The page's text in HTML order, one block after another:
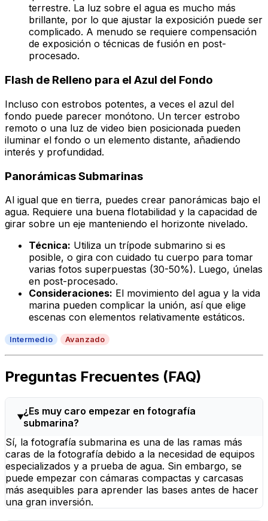
terrestre. La luz sobre el agua es mucho más
brillante, por lo que ajustar la exposición puede ser
complicado. A menudo se requiere compensación
de exposición o técnicas de fusión en post-
procesado.
Flash de Relleno para el Azul del Fondo
Incluso con estrobos potentes, a veces el azul del
fondo puede parecer monótono. Un tercer estrobo
remoto o una luz de video bien posicionada pueden
iluminar el fondo o un elemento distante, añadiendo
interés y profundidad.
Panorámicas Submarinas
Al igual que en tierra, puedes crear panorámicas bajo el
agua. Requiere una buena flotabilidad y la capacidad de
girar sobre un eje manteniendo el horizonte nivelado.
Técnica: Utiliza un trípode submarino si es
posible, o gira con cuidado tu cuerpo para tomar
varias fotos superpuestas (30-50%). Luego, únelas
en post-procesado.
Consideraciones: El movimiento del agua y la vida
marina pueden complicar la unión, así que elige
escenas con elementos relativamente estáticos.
Intermedio Avanzado
Preguntas Frecuentes (FAQ)
¿Es muy caro empezar en fotografía
submarina?
Sí, la fotografía submarina es una de las ramas más
caras de la fotografía debido a la necesidad de equipos
especializados y a prueba de agua. Sin embargo, se
puede empezar con cámaras compactas y carcasas
más asequibles para aprender las bases antes de hacer
una gran inversión.